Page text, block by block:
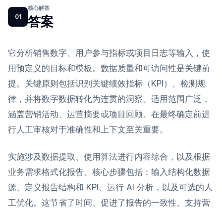
01
核心解答
答案
它分析销售数字、用户参与指标或项目日志等输入，使
用预定义的目标和模板。数据质量和可访问性是关键前
提。关键原则包括识别关键绩效指标（KPI）、检测规
律，并将数字数据转化为连贯的洞察。适用范围广泛，
涵盖营销活动、运营摘要或项目回顾。在最终确定前进
行人工审核对于准确性和上下文至关重要。
实施涉及数据提取、使用算法进行内容综合，以及根据
业务需求格式化报告。核心步骤包括：输入结构化数据
源、定义报告结构和 KPI、运行 AI 分析，以及可选的人
工优化。这节省了时间、促进了报告的一致性、支持营